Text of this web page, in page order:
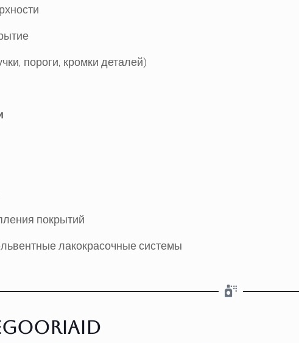
пороги, кромки деталей)
покрытий
лакокрасочные системы